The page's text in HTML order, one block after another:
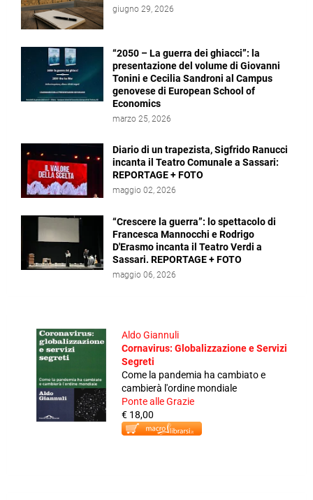
giugno 29, 2026
“2050 – La guerra dei ghiacci”: la
presentazione del volume di Giovanni
Tonini e Cecilia Sandroni al Campus
genovese di European School of
Economics
marzo 25, 2026
Diario di un trapezista, Sigfrido Ranucci
incanta il Teatro Comunale a Sassari:
REPORTAGE + FOTO
maggio 02, 2026
“Crescere la guerra”: lo spettacolo di
Francesca Mannocchi e Rodrigo
D'Erasmo incanta il Teatro Verdi a
Sassari. REPORTAGE + FOTO
maggio 06, 2026
Aldo Giannuli
Cornavirus: Globalizzazione e Servizi
Segreti
Come la pandemia ha cambiato e
cambierà l'ordine mondiale
Ponte alle Grazie
€ 18,00